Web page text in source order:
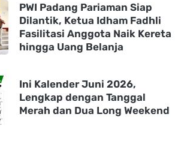
PWI Padang Pariaman Siap
Dilantik, Ketua Idham Fadhli
Fasilitasi Anggota Naik Kereta
hingga Uang Belanja
Ini Kalender Juni 2026,
Lengkap dengan Tanggal
Merah dan Dua Long Weekend